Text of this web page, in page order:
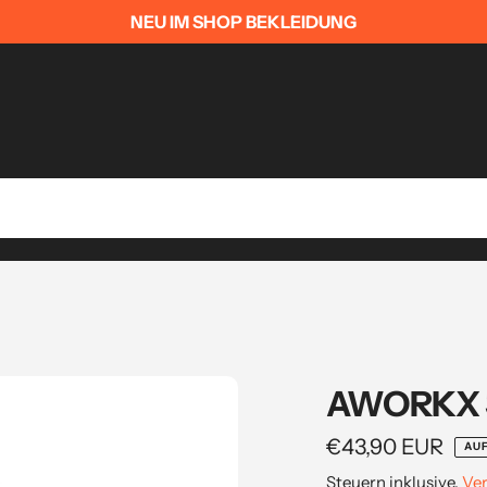
NEU IM SHOP BEKLEIDUNG
Regulärer
Preis
€43,90 EUR
Steuern inklusive.